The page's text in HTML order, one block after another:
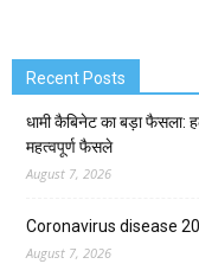
Recent Posts
धामी कैबिनेट का बड़ा फैसला:
महत्वपूर्ण फैसले
August 7, 2026
Coronavirus disease
August 7, 2026